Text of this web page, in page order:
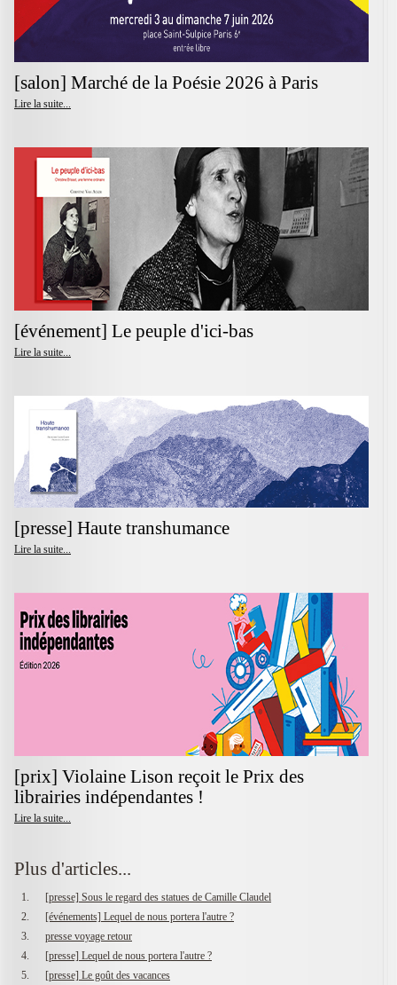
[salon] Marché de la Poésie 2026 à Paris
Lire la suite...
[événement] Le peuple d'ici-bas
Lire la suite...
[presse] Haute transhumance
Lire la suite...
[prix] Violaine Lison reçoit le Prix des
librairies indépendantes !
Lire la suite...
Plus d'articles...
[presse] Sous le regard des statues de Camille Claudel
[événements] Lequel de nous portera l'autre ?
presse voyage retour
[presse] Lequel de nous portera l'autre ?
[presse] Le goût des vacances